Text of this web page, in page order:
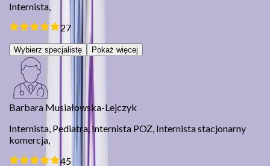
Internista,
27
Wybierz specjalistę Pokaż więcej
Barbara Musiałowska-Lejczyk
Internista, Pediatra, Internista POZ, Internista stacjonarny
komercja,
45